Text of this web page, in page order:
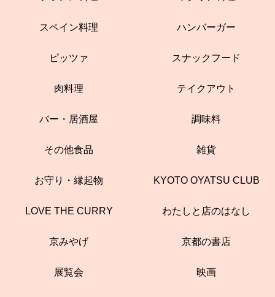
スペイン料理 ハンバーガー
ピッツァ スナックフード
肉料理 テイクアウト
バー・居酒屋 調味料
その他食品 雑貨
お守り・縁起物 KYOTO OYATSU CLUB
LOVE THE CURRY わたしと店のはなし
京みやげ 京都の書店
展覧会 映画